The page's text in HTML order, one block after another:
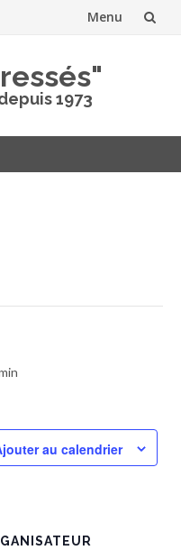
Menu
1973
au calendrier